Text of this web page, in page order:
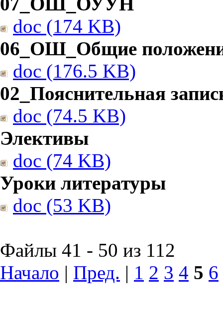
doc (174 KB)
06_ОШ_Общие
doc (176.5 KB)
02_Пояснительная
doc (74.5 KB)
Элективы
doc (74 KB)
Уроки литературы
doc (53 KB)
Файлы 41 - 50 из 112
Начало | Пред. | 1 2 3 4 5 6